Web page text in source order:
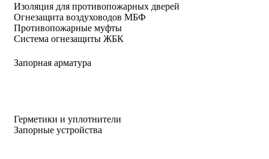
Изоляция для противопожарных дверей
Огнезащита воздуховодов МБФ
Противопожарные муфты
Система огнезащиты ЖБК
Запорная арматура
Герметики и уплотнители
Запорные устройства